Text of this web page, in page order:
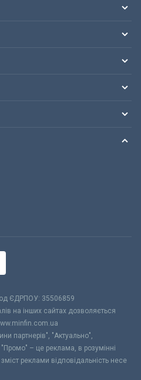
ЄДРПОУ: 35506859
на інших сайтах дозволяється
партнерів", "Актуально",
– це реклама, в розумінні
реклами відповідальність несе